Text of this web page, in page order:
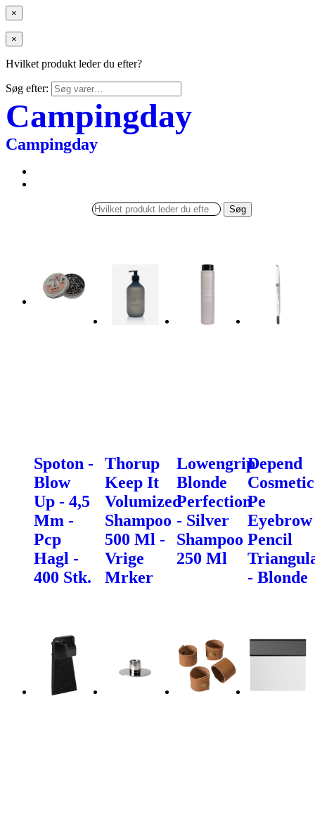
×
×
Hvilket produkt leder du efter?
Søg efter:
Campingday
Campingday
Søg
Spoton -
Blow
Up - 4,5
Mm -
Pcp
Hagl -
400 Stk.
Thorup
Keep It
Volumized
Shampoo
500 Ml -
Vrige
Mrker
Lowengrip
Blonde
Perfection
- Silver
Shampoo
250 Ml
Depend
Cosmetic
Pe
Eyebrow
Pencil
- Blonde